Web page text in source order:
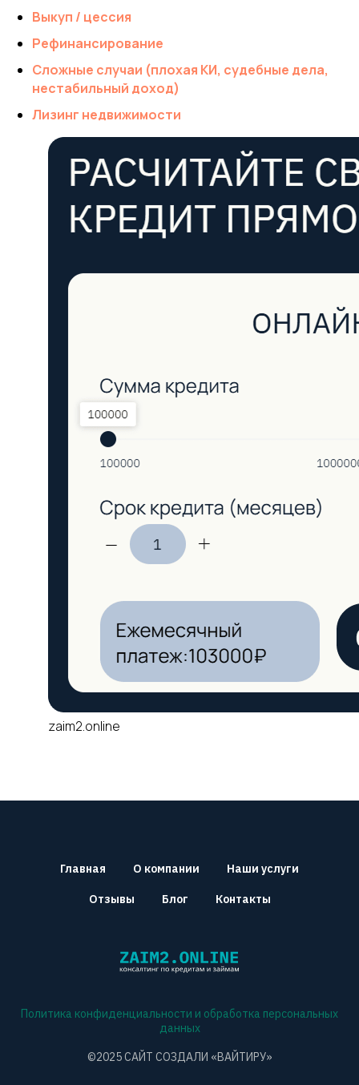
Выкуп / цессия
Рефинансирование
Сложные случаи (плохая КИ, судебные дела,
нестабильный доход)
Лизинг недвижимости
zaim2.online
Главная О компании Наши услуги
Отзывы Блог Контакты
Политика конфиденциальности и обработка персональных
данных
©2025 САЙТ СОЗДАЛИ «ВАЙТИРУ»